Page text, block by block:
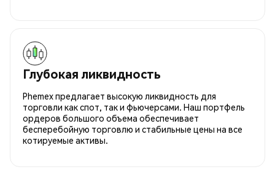
Глубокая ликвидность
Phemex предлагает высокую ликвидность для
торговли как спот, так и фьючерсами. Наш портфель
ордеров большого объема обеспечивает
бесперебойную торговлю и стабильные цены на все
котируемые активы.